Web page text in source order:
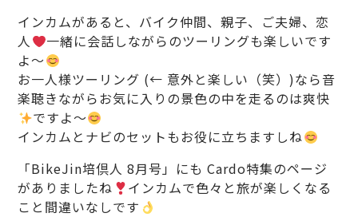
インカムがあると、バイク仲間、親子、ご夫婦、恋
人
一緒に会話しながらのツーリングも楽しいです
よ〜
お一人様ツーリング (← 意外と楽しい（笑）)なら音
楽聴きながらお気に入りの景色の中を走るのは爽快
ですよ〜
インカムとナビのセットもお役に立ちますしね
「BikeJin培倶人 8月号」にも Cardo特集のページ
がありましたね
インカムで色々と旅が楽しくなる
こと間違いなしです